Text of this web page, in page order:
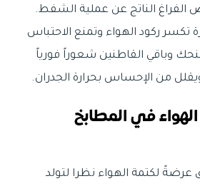
الفراغ الناتج عن عملية الشفط.
تكسر ركود الهواء وتمنع الاحتباس
وباقي القاطنين شعوراً فورياً
ويقلل من الإحساس بحرارة الجدران.
في المطابخ
عرضةً لكتمة الهواء نظرا لتولد